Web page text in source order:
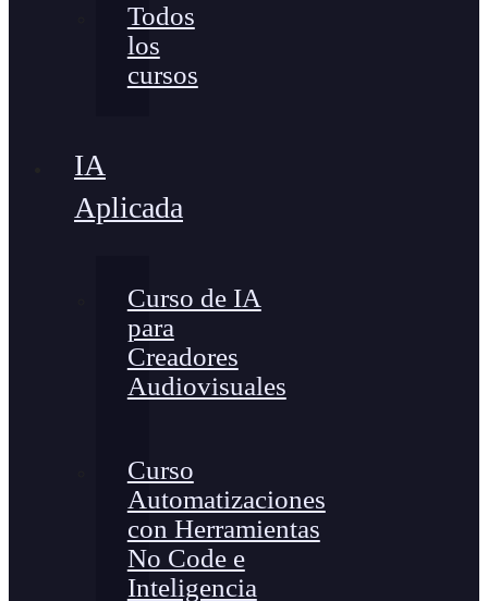
Todos
los
cursos
IA
Aplicada
Curso de IA
para
Creadores
Audiovisuales
Curso
Automatizaciones
con Herramientas
No Code e
Inteligencia